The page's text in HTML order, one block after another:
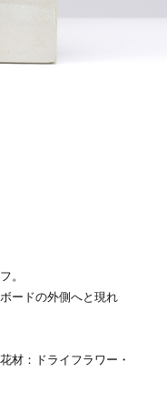
。
ードの外側へと現れ
材：ドライフラワー・